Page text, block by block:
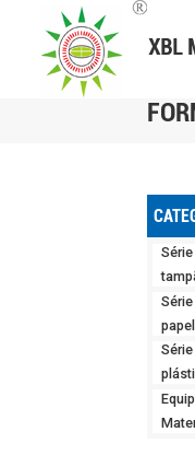
papel